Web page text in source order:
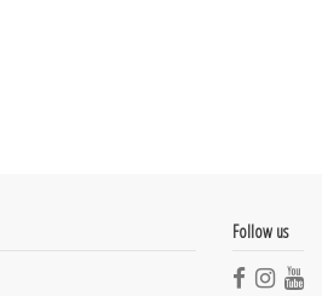
Follow us